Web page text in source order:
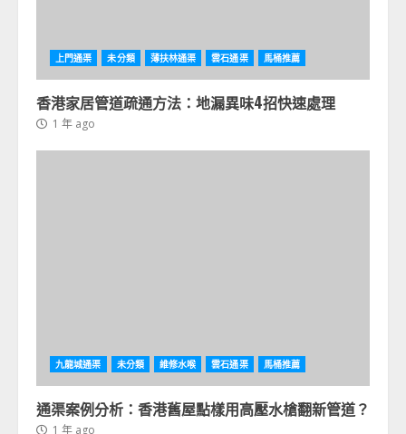
上門通渠 未分類 薄扶林通渠 雲石通渠 馬桶推薦
香港家居管道疏通方法：地漏異味4招快速處理
1 年 ago
九龍城通渠 未分類 維修水喉 雲石通渠 馬桶推薦
通渠案例分析：香港舊屋點樣用高壓水槍翻新管道？
1 年 ago